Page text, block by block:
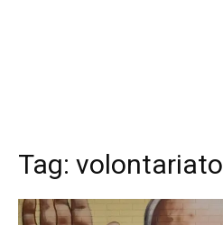
Tag: volontariato